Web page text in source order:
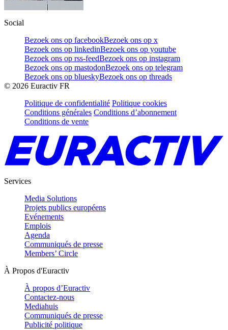
Social
Bezoek ons op facebookBezoek ons op x
Bezoek ons op linkedinBezoek ons op youtube
Bezoek ons op rss-feedBezoek ons op instagram
Bezoek ons op mastodonBezoek ons op telegram
Bezoek ons op blueskyBezoek ons op threads
© 2026 Euractiv FR
Politique de confidentialité Politique cookies
Conditions générales Conditions d’abonnement
Conditions de vente
Services
Media Solutions
Projets publics européens
Evénements
Emplois
Agenda
Communiqués de presse
Members’ Circle
À Propos d'Euractiv
À propos d’Euractiv
Contactez-nous
Mediahuis
Communiqués de presse
Publicité politique